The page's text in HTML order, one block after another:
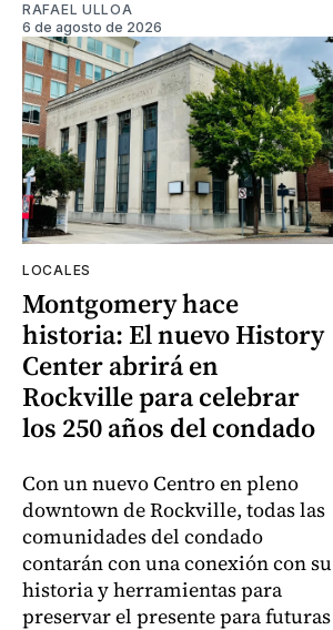
RAFAEL ULLOA
6 de agosto de 2026
LOCALES
Montgomery hace
historia: El nuevo History
Center abrirá en
Rockville para celebrar
los 250 años del condado
Con un nuevo Centro en pleno
downtown de Rockville, todas las
comunidades del condado
contarán con una conexión con su
historia y herramientas para
preservar el presente para futuras